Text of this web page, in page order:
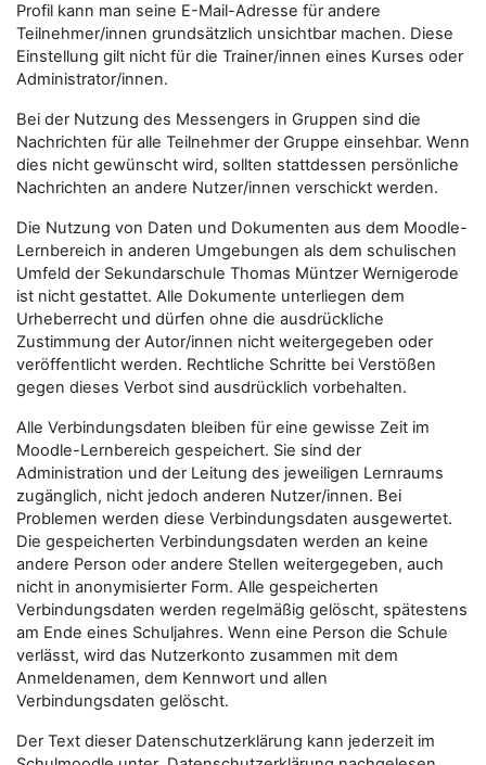
Profil kann man seine E-Mail-Adresse für andere
Teilnehmer/innen grundsätzlich unsichtbar machen. Diese
Einstellung gilt nicht für die Trainer/innen eines Kurses oder
Administrator/innen.
Bei der Nutzung des Messengers in Gruppen sind die
Nachrichten für alle Teilnehmer der Gruppe einsehbar. Wenn
dies nicht gewünscht wird, sollten stattdessen persönliche
Nachrichten an andere Nutzer/innen verschickt werden.
Die Nutzung von Daten und Dokumenten aus dem Moodle-
Lernbereich in anderen Umgebungen als dem schulischen
Umfeld der Sekundarschule Thomas Müntzer Wernigerode
ist nicht gestattet. Alle Dokumente unterliegen dem
Urheberrecht und dürfen ohne die ausdrückliche
Zustimmung der Autor/innen nicht weitergegeben oder
veröffentlicht werden. Rechtliche Schritte bei Verstößen
gegen dieses Verbot sind ausdrücklich vorbehalten.
Alle Verbindungsdaten bleiben für eine gewisse Zeit im
Moodle-Lernbereich gespeichert. Sie sind der
Administration und der Leitung des jeweiligen Lernraums
zugänglich, nicht jedoch anderen Nutzer/innen. Bei
Problemen werden diese Verbindungsdaten ausgewertet.
Die gespeicherten Verbindungsdaten werden an keine
andere Person oder andere Stellen weitergegeben, auch
nicht in anonymisierter Form. Alle gespeicherten
Verbindungsdaten werden regelmäßig gelöscht, spätestens
am Ende eines Schuljahres. Wenn eine Person die Schule
verlässt, wird das Nutzerkonto zusammen mit dem
Anmeldenamen, dem Kennwort und allen
Verbindungsdaten gelöscht.
Der Text dieser Datenschutzerklärung kann jederzeit im